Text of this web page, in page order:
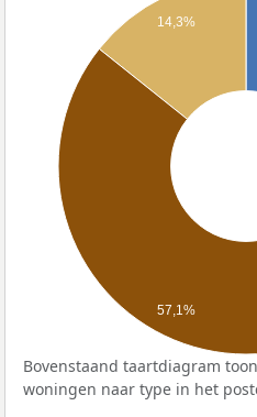
14,3%
57,1%
Bovenstaand taartdiagram
woningen naar type in het